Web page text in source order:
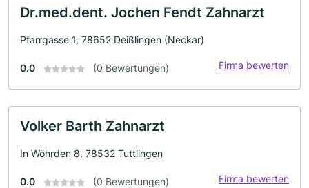
Dr.med.dent. Jochen Fendt Zahnarzt
Pfarrgasse 1, 78652 Deißlingen (Neckar)
0.0 (0 Bewertungen) Firma bewerten
Volker Barth Zahnarzt
In Wöhrden 8, 78532 Tuttlingen
0.0 (0 Bewertungen) Firma bewerten